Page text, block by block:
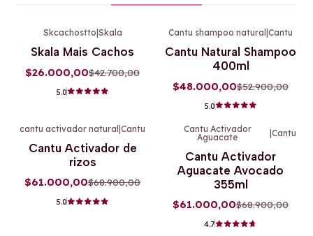
Skcachostto Skala
Skala Mais Cachos
$26.000,00$42.700,00
5.0
Cantu shampoo natural Cantu
Cantu Natural Shampoo
400ml
$48.000,00$52.900,00
5.0
cantu activador natural Cantu
Cantu Activador de
rizos
$61.000,00$68.900,00
5.0
-11%OFF
Cantu Activador
Aguacate
Cantu
Cantu Activador
Aguacate Avocado
355ml
$61.000,00$68.900,00
4.7